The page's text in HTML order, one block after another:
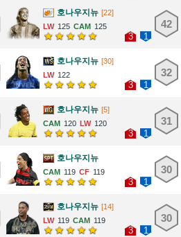
호나우지뉴 [22]
125
125
3 1
42
호나우지뉴 [30]
122
3 1
32
호나우지뉴 [5]
120
120
3 1
31
호나우지뉴
119 119
3 1
30
호나우지뉴 [14]
119
119
3 1
30